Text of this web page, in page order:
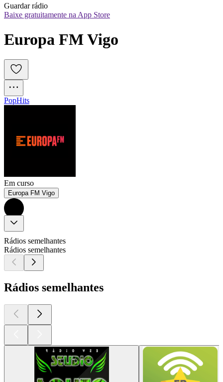
Guardar rádio
Baixe gratuitamente na App Store
Europa FM Vigo
PopHits
Em curso
Europa FM Vigo
Rádios semelhantes
Rádios semelhantes
Rádios semelhantes